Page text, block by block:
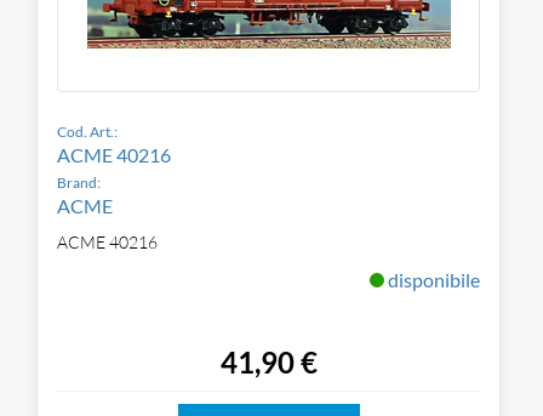
Cod. Art.:
ACME 40216
Brand:
ACME
ACME 40216
disponibile
41,90 €